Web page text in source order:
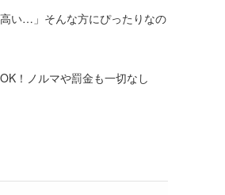
い…」そんな方にぴったりなの
！ノルマや罰金も一切なし